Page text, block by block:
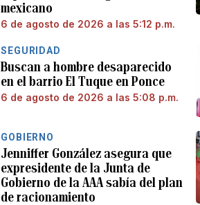
mexicano
6 de agosto de 2026 a las 5:12 p.m.
SEGURIDAD
Buscan a hombre desaparecido
en el barrio El Tuque en Ponce
6 de agosto de 2026 a las 5:08 p.m.
GOBIERNO
Jenniffer González asegura que
expresidente de la Junta de
Gobierno de la AAA sabía del plan
de racionamiento